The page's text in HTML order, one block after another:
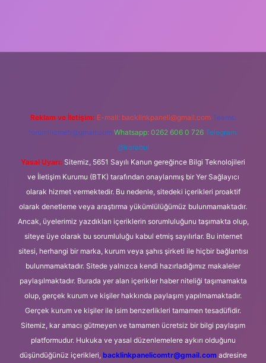
Reklam ve İletişim: E-mail: backlinkpaneli@gmail.com Teams:
forumhizmeti@gmail.com Whatsapp: 0262 606 0 726 Telegram:
@karabul
Yasal Uyarı: Sitemiz, 5651 Sayılı Kanun gereğince Bilgi Teknolojileri
ve İletişim Kurumu (BTK) tarafından onaylanmış bir Yer Sağlayıcı
olarak hizmet vermektedir. Bu nedenle, sitedeki içerikleri proaktif
olarak denetleme veya araştırma yükümlülüğümüz bulunmamaktadır.
Ancak, üyelerimiz yazdıkları içeriklerin sorumluluğunu taşımakta olup,
siteye üye olarak bu sorumluluğu kabul etmiş sayılırlar. Bu internet
sitesi, herhangi bir marka, kurum veya şahıs şirketi ile hiçbir bağlantısı
bulunmamaktadır. Sitede yalnızca kendi hazırladığımız makaleler
paylaşılmaktadır. Burada yer alan içerikler haber niteliği taşımamakta
olup, gerçek kurum ve kişiler hakkında paylaşım yapılmamaktadır.
Gerçek kurum ve kişiler ile isim benzerlikleri tamamen tesadüfidir.
Sitemiz, kar amacı gütmeyen ve tamamen ücretsiz bir bilgi paylaşım
platformudur. Hukuka ve yasal düzenlemelere aykırı olduğunu
düşündüğünüz içerikleri, backlinkpanelicomtr@gmail.comadresine